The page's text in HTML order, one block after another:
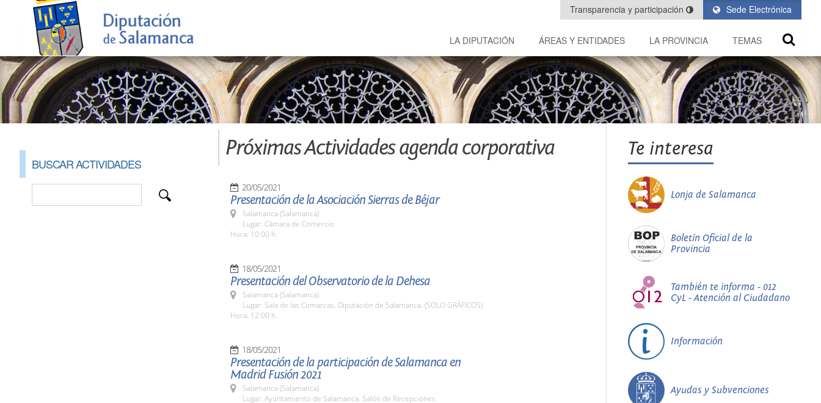
Sede Electrónica
Transparencia y participación
LA DIPUTACIÓN ÁREAS Y ENTIDADES LA PROVINCIA TEMAS
BUSCAR ACTIVIDADES
Próximas Actividades agenda corporativa
20/05/2021
Presentación de la Asociación Sierras de Béjar
Salamanca (Salamanca)
Lugar: Cámara de Comercio
Hora: 10:00 h.
18/05/2021
Presentación del Observatorio de la Dehesa
Salamanca (Salamanca)
Lugar: Sala de las Comarcas. Diputación de Salamanca. (SOLO GRÁFICOS)
Hora: 12:00 h.
18/05/2021
Presentación de la participación de Salamanca en
Madrid Fusión 2021
Salamanca (Salamanca)
Lugar: Ayuntamiento de Salamanca. Salón de Recepciones
Te interesa
Lonja de Salamanca
Boletín Oficial de la
Provincia
También te informa - 012
CyL - Atención al Ciudadano
Información
Ayudas y Subvenciones